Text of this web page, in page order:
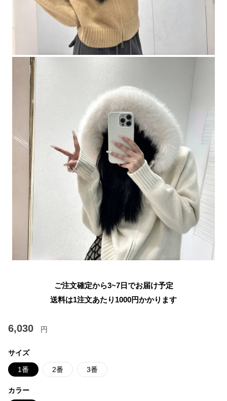
ご注文確定から3~7日でお届け予定
送料は1注文あたり 1000円かかります
6,030 円
サイズ
1番 2番 3番
カラー